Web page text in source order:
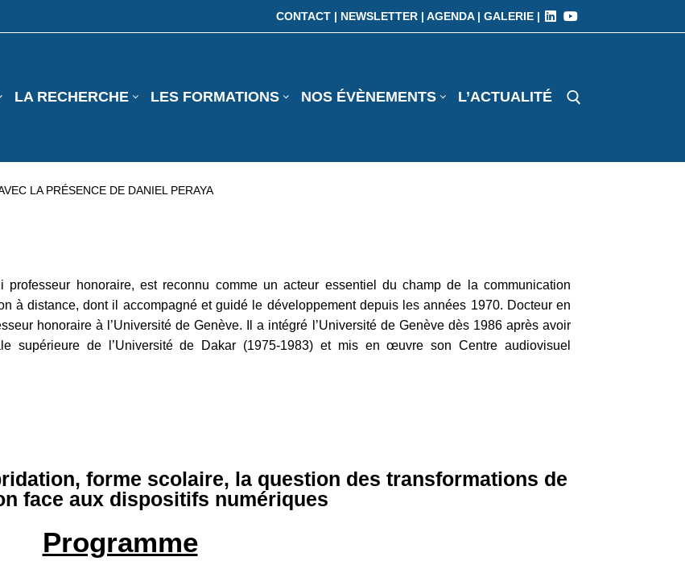
CONTACT | NEWSLETTER | AGENDA | GALERIE |
LA RECHERCHE LES FORMATIONS NOS ÉVÈNEMENTS L’ACTUALITÉ
LA PRÉSENCE DE DANIEL PERAYA
professeur honoraire, est reconnu comme un acteur essentiel du champ de la communication
à distance, dont il accompagné et guidé le développement depuis les années 1970. Docteur en
honoraire à l’Université de Genève. Il a intégré l’Université de Genève dès 1986 après avoir
supérieure de l’Université de Dakar (1975-1983) et mis en œuvre son Centre audiovisuel
forme scolaire, la question des transformations de
face aux dispositifs numériques
Programme